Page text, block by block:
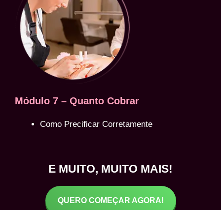
Módulo 7 – Quanto Cobrar
Como Precificar Corretamente
E MUITO, MUITO MAIS!
QUERO COMEÇAR AGORA!